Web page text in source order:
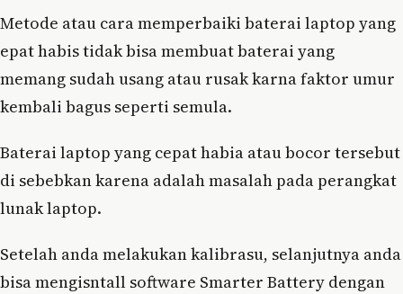
Metode atau cara memperbaiki baterai laptop yang
epat habis tidak bisa membuat baterai yang
memang sudah usang atau rusak karna faktor umur
kembali bagus seperti semula.
Baterai laptop yang cepat habia atau bocor tersebut
di sebebkan karena adalah masalah pada perangkat
lunak laptop.
Setelah anda melakukan kalibrasu, selanjutnya anda
bisa mengisntall software Smarter Battery dengan